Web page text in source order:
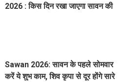
2026 : किस दिन रखा जाएगा सावन की
Sawan 2026: सावन के पहले सोमवार
करें ये शुभ काम, शिव कृपा से दूर होंगे सारे